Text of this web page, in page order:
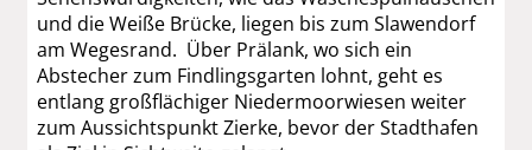
und die Weiße Brücke, liegen bis zum Slawendorf
am Wegesrand. Über Prälank, wo sich ein
Abstecher zum Findlingsgarten lohnt, geht es
entlang großflächiger Niedermoorwiesen weiter
zum Aussichtspunkt Zierke, bevor der Stadthafen